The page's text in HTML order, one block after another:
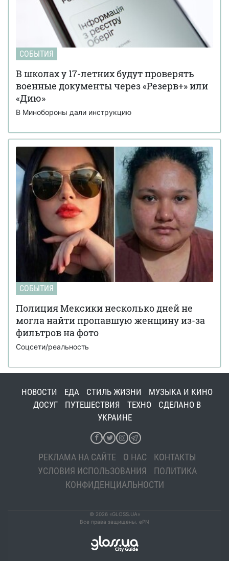
СОБЫТИЯ
В школах у 17-летних будут проверять
военные документы через «Резерв+» или
«Дию»
В Минобороны дали инструкцию
СОБЫТИЯ
Полиция Мексики несколько дней не
могла найти пропавшую женщину из-за
фильтров на фото
Соцсети/реальность
НОВОСТИ ЕДА СТИЛЬ ЖИЗНИ
МУЗЫКА И КИНО
ДОСУГ
ПУТЕШЕСТВИЯ ТЕХНО
СДЕЛАНО В
УКРАИНЕ
РЕКЛАМА НА САЙТЕ О НАС
КОНТАКТЫ
УСЛОВИЯ ИСПОЛЬЗОВАНИЯ
ПОЛИТИКА
КОНФИДЕНЦИАЛЬНОСТИ
© 2026 «GLOSS.UA»
Все права защищены. ePN